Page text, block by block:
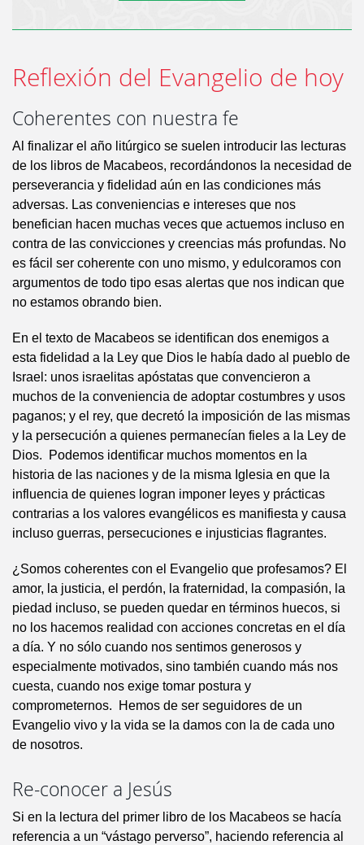
Reflexión del Evangelio de hoy
Coherentes con nuestra fe
Al finalizar el año litúrgico se suelen introducir las lecturas
de los libros de Macabeos, recordándonos la necesidad de
perseverancia y fidelidad aún en las condiciones más
adversas. Las conveniencias e intereses que nos
benefician hacen muchas veces que actuemos incluso en
contra de las convicciones y creencias más profundas. No
es fácil ser coherente con uno mismo, y edulcoramos con
argumentos de todo tipo esas alertas que nos indican que
no estamos obrando bien.
En el texto de Macabeos se identifican dos enemigos a
esta fidelidad a la Ley que Dios le había dado al pueblo de
Israel: unos israelitas apóstatas que convencieron a
muchos de la conveniencia de adoptar costumbres y usos
paganos; y el rey, que decretó la imposición de las mismas
y la persecución a quienes permanecían fieles a la Ley de
Dios. Podemos identificar muchos momentos en la
historia de las naciones y de la misma Iglesia en que la
influencia de quienes logran imponer leyes y prácticas
contrarias a los valores evangélicos es manifiesta y causa
incluso guerras, persecuciones e injusticias flagrantes.
¿Somos coherentes con el Evangelio que profesamos? El
amor, la justicia, el perdón, la fraternidad, la compasión, la
piedad incluso, se pueden quedar en términos huecos, si
no los hacemos realidad con acciones concretas en el día
a día. Y no sólo cuando nos sentimos generosos y
especialmente motivados, sino también cuando más nos
cuesta, cuando nos exige tomar postura y
comprometernos. Hemos de ser seguidores de un
Evangelio vivo y la vida se la damos con la de cada uno
de nosotros.
Re-conocer a Jesús
Si en la lectura del primer libro de los Macabeos se hacía
referencia a un “vástago perverso”, haciendo referencia al